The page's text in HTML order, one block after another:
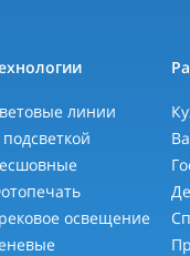
линии
освещение